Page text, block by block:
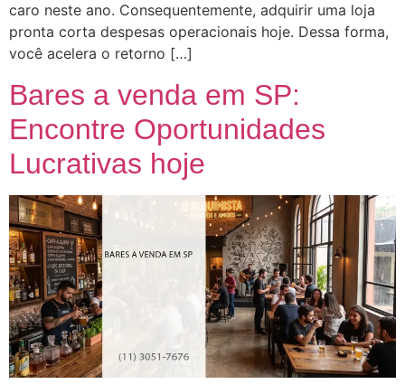
caro neste ano. Consequentemente, adquirir uma loja
pronta corta despesas operacionais hoje. Dessa forma,
você acelera o retorno […]
Bares a venda em SP:
Encontre Oportunidades
Lucrativas hoje